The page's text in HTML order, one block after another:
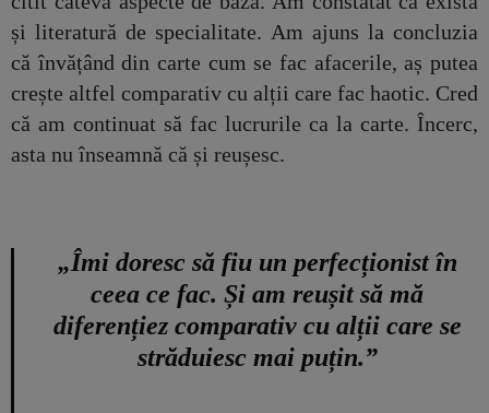
și literatură de specialitate. Am ajuns la concluzia
că învățând din carte cum se fac afacerile, aș putea
crește altfel comparativ cu alții care fac haotic. Cred
că am continuat să fac lucrurile ca la carte. Încerc,
asta nu înseamnă că și reușesc.
„Îmi doresc să fiu un perfecționist în
ceea ce fac. Și am reușit să mă
diferențiez comparativ cu alții care se
străduiesc mai puțin.”